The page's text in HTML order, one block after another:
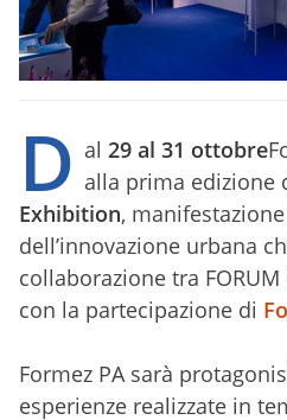
D al 29 al 31 ottobre
alla prima edizione
Exhibition,
dell’innovazione urbana
collaborazione tra FORUM
con la partecipazione di
Formez PA sarà
esperienze realizzate in